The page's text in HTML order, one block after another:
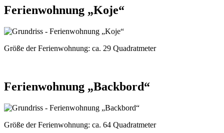
Ferienwohnung „Koje“
Größe der Ferienwohnung: ca. 29 Quadratmeter
Ferienwohnung „Backbord“
Größe der Ferienwohnung: ca. 64 Quadratmeter